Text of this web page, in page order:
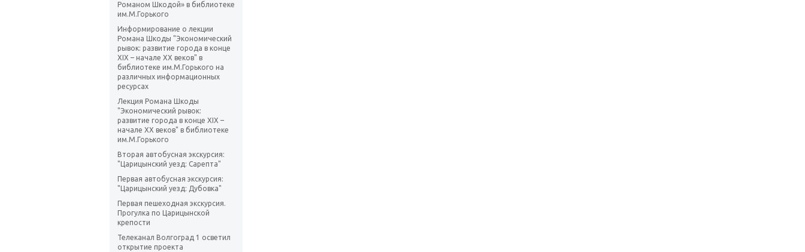
Романом Шкодой» в библиотеке
им.М.Горького
Информирование о лекции
Романа Шкоды "Экономический
рывок: развитие города в конце
XIX – начале XX веков" в
библиотеке им.М.Горького на
различных информационных
ресурсах
Лекция Романа Шкоды
"Экономический рывок:
развитие города в конце XIX –
начале XX веков" в библиотеке
им.М.Горького
Вторая автобусная экскурсия:
"Царицынский уезд: Сарепта"
Первая автобусная экскурсия:
"Царицынский уезд: Дубовка"
Первая пешеходная экскурсия.
Прогулка по Царицынской
крепости
Телеканал Волгоград 1 осветил
открытие проекта